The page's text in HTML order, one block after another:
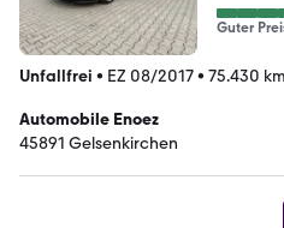
Guter
Unfallfrei • EZ 08/2017• 75.430 km
Automobile Enoez
45891 Gelsenkirchen